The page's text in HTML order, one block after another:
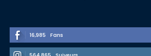
16,985 Fans